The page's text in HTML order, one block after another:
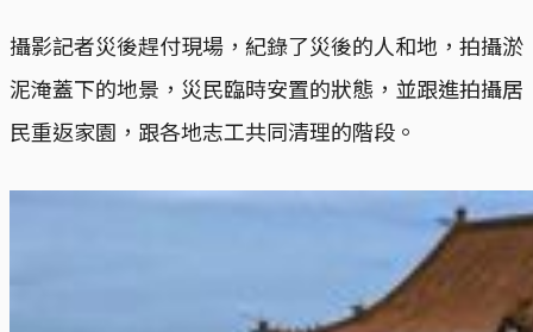
攝影記者災後趕付現場，紀錄了災後的人和地，拍攝淤
泥淹蓋下的地景，災民臨時安置的狀態，並跟進拍攝居
民重返家園，跟各地志工共同清理的階段。